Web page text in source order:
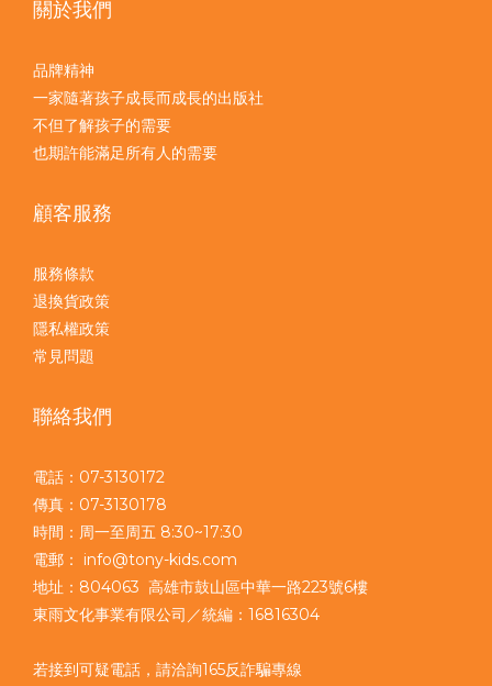
關於我們
品牌精神
一家隨著孩子成長而成長的出版社
不但了解孩子的需要
也期許能滿足所有人的需要
顧客服務
服務條款
退換貨政策
隱私權政策
常見問題
聯絡我們
電話：07-3130172
傳真：07-3130178
時間：周一至周五 8:30~17:30
電郵： info@tony-kids.com
地址：804063 高雄市鼓山區中華一路223號6樓
東雨文化事業有限公司／統編：16816304
若接到可疑電話，請洽詢165反詐騙專線